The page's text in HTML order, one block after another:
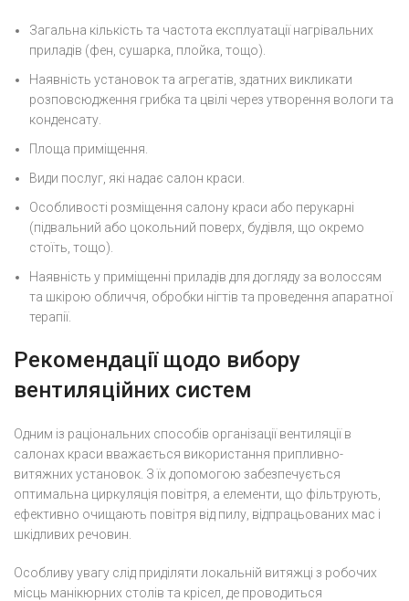
Загальна кількість та частота експлуатації нагрівальних
приладів (фен, сушарка, плойка, тощо).
Наявність установок та агрегатів, здатних викликати
розповсюдження грибка та цвілі через утворення вологи та
конденсату.
Площа приміщення.
Види послуг, які надає салон краси.
Особливості розміщення салону краси або перукарні
(підвальний або цокольний поверх, будівля, що окремо
стоїть, тощо).
Наявність у приміщенні приладів для догляду за волоссям
та шкірою обличчя, обробки нігтів та проведення апаратної
терапії.
Рекомендації щодо вибору
вентиляційних систем
Одним із раціональних способів організації вентиляції в
салонах краси вважається використання припливно-
витяжних установок. З їх допомогою забезпечується
оптимальна циркуляція повітря, а елементи, що фільтрують,
ефективно очищають повітря від пилу, відпрацьованих мас і
шкідливих речовин.
Особливу увагу слід приділяти локальній витяжці з робочих
місць манікюрних столів та крісел, де проводиться